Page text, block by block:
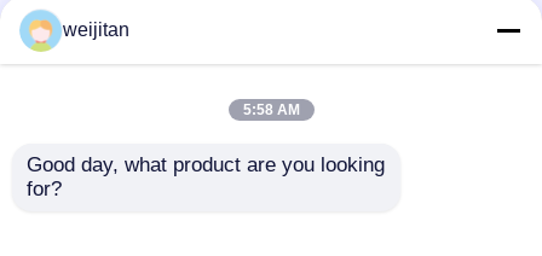
যোগাযোগ করুন
স্বাদযুক্ত স্বাদ
জ্বলন্ত গরম স্বাদ স্বাদ গরম
weijitan
5:58 AM
Good day, what product are you looking
for?